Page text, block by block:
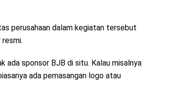
perusahaan dalam kegiatan tersebut
ada sponsor BJB di situ. Kalau misalnya
ada pemasangan logo atau